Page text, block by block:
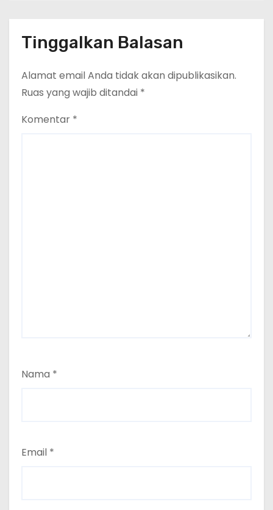
Tinggalkan Balasan
Alamat email Anda tidak akan dipublikasikan.
Ruas yang wajib ditandai *
Komentar *
Nama *
Email *